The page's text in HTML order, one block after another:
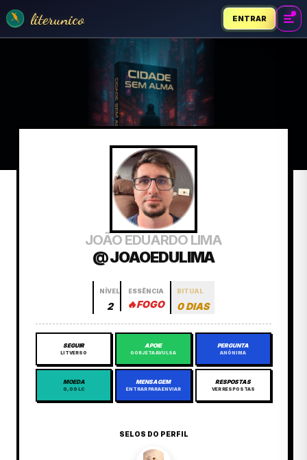
literunico ENTRAR
JOÃO EDUARDO LIMA
@ JOAOEDULIMA
NÍVEL
2
ESSÊNCIA
🔥FOGO
RITUAL
0 DIAS
SEGUIR
LITVERSO
APOIE
GORJETA AVULSA
PERGUNTA
ANÔNIMA
MOEDA
0,00 LC
MENSAGEM
ENTRAR PARA ENVIAR
RESPOSTAS
VER RESPOSTAS
SELOS DO PERFIL